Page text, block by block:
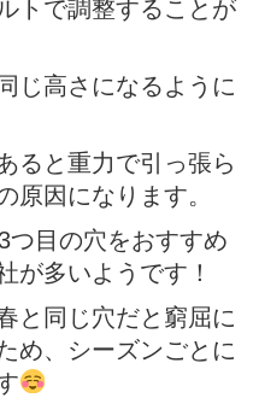
トで調整することが
じ高さになるように
ると重力で引っ張ら
原因になります。
つ目の穴をおすすめ
が多いようです！
と同じ穴だと窮屈に
め、シーズンごとに